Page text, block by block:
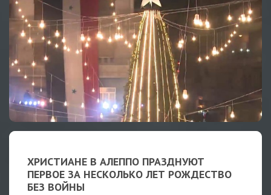
ХРИСТИАНЕ В АЛЕППО ПРАЗДНУЮТ
ПЕРВОЕ ЗА НЕСКОЛЬКО ЛЕТ РОЖДЕСТВО
БЕЗ ВОЙНЫ